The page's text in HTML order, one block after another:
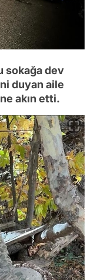
sokağa dev
duyan aile
akın etti.